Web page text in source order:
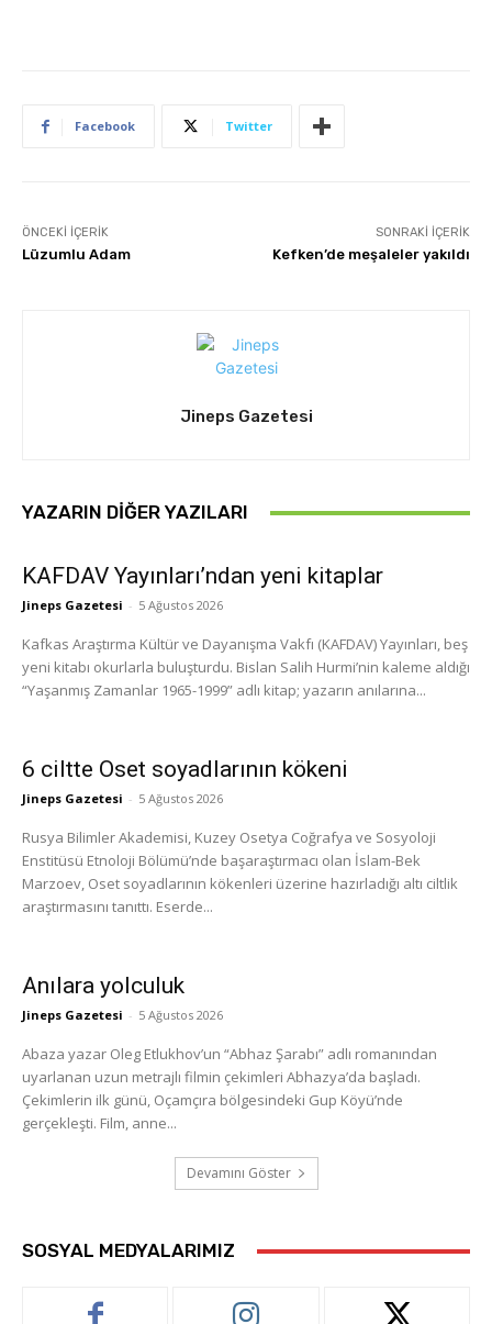
Facebook Twitter
ÖNCEKI İÇERIK
Lüzumlu Adam
SONRAKI İÇERIK
Kefken’de meşaleler yakıldı
Jineps Gazetesi
YAZARIN DIĞER YAZILARI
KAFDAV Yayınları’ndan yeni kitaplar
Jineps Gazetesi - 5 Ağustos 2026
Kafkas Araştırma Kültür ve Dayanışma Vakfı (KAFDAV) Yayınları, beş
yeni kitabı okurlarla buluşturdu. Bislan Salih Hurmi’nin kaleme aldığı
“Yaşanmış Zamanlar 1965-1999” adlı kitap; yazarın anılarına...
6 ciltte Oset soyadlarının kökeni
Jineps Gazetesi - 5 Ağustos 2026
Rusya Bilimler Akademisi, Kuzey Osetya Coğrafya ve Sosyoloji
Enstitüsü Etnoloji Bölümü’nde başaraştırmacı olan İslam-Bek
Marzoev, Oset soyadlarının kökenleri üzerine hazırladığı altı ciltlik
araştırmasını tanıttı. Eserde...
Anılara yolculuk
Jineps Gazetesi - 5 Ağustos 2026
Abaza yazar Oleg Etlukhov’un “Abhaz Şarabı” adlı romanından
uyarlanan uzun metrajlı filmin çekimleri Abhazya’da başladı.
Çekimlerin ilk günü, Oçamçıra bölgesindeki Gup Köyü’nde
gerçekleşti. Film, anne...
Devamını Göster
SOSYAL MEDYALARIMIZ